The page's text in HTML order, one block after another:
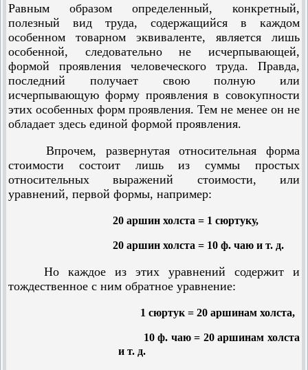
Равным образом определенный, конкретный,
полезный вид труда, содержащийся в каждом
особенном товарном эквиваленте, является лишь
особенной, следовательно не исчерпывающей,
формой проявления человеческого труда. Правда,
последний получает свою полную или
исчерпывающую форму проявления в совокупности
этих особенных форм проявления. Тем не менее он не
обладает здесь единой формой проявления.
Впрочем, развернутая относительная форма
стоимости состоит лишь из суммы простых
относительных выражений стоимости, или
уравнений, первой формы, например:
20 аршин холста = 1 сюртуку,
20 аршин холста = 10 ф. чаю и т. д.
Но каждое из этих уравнений содержит и
тождественное с ним обратное уравнение:
1 сюртук = 20 аршинам холста,
10 ф. чаю = 20 аршинам холста
и т. д.